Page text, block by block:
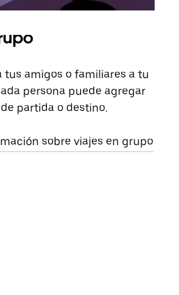
tus amigos o familiares a tu
persona puede agregar
partida o destino.
sobre viajes en grupo